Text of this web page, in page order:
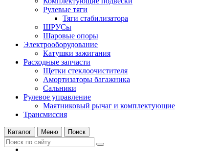
Рулевые тяги
Тяги стабилизатора
ШРУСы
Шаровые опоры
Электрооборудование
Катушки зажигания
Расходные запчасти
Щетки стеклоочистителя
Амортизаторы багажника
Сальники
Рулевое управление
Маятниковый рычаг и комплектующие
Трансмиссия
Каталог Меню Поиск